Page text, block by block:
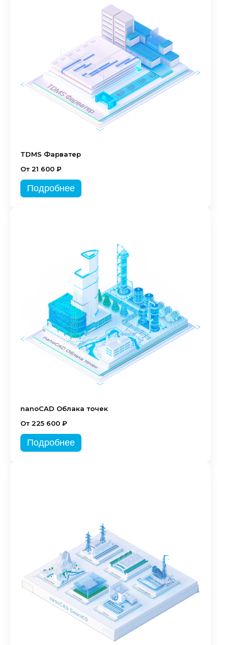
TDMS Фарватер
От 21 600 ₽
Подробнее
nanoCAD Облака точек
От 225 600 ₽
Подробнее